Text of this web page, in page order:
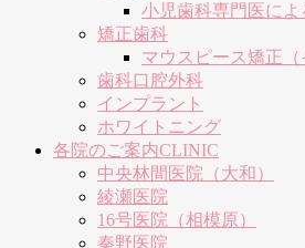
小児歯科専門医に
矯正歯科
マウスピース矯正（
歯科口腔外科
インプラント
ホワイトニング
各院のご案内CLINIC
中央林間医院（大和）
綾瀬医院
16号医院（相模原）
秦野医院